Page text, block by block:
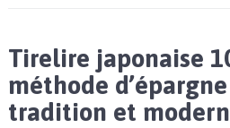
Tirelire japonaise
méthode
tradition et